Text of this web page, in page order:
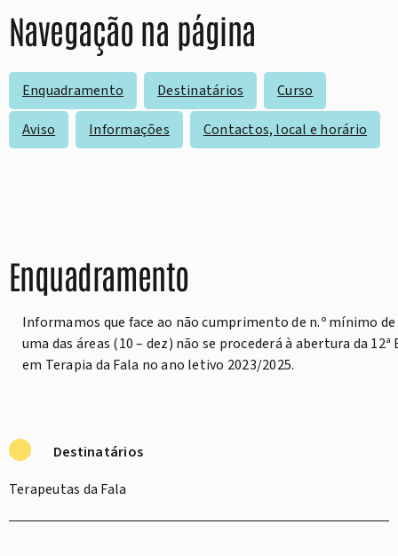
Navegação na página
Enquadramento Destinatários
Curso
Aviso
Informações Contactos, local e horário
Enquadramento
Informamos que face ao não cumprimento de n.º mínimo
uma das áreas (10 – dez) não se procederá à abertura da
em Terapia da Fala no ano letivo 2023/2025.
Destinatários
Terapeutas da Fala